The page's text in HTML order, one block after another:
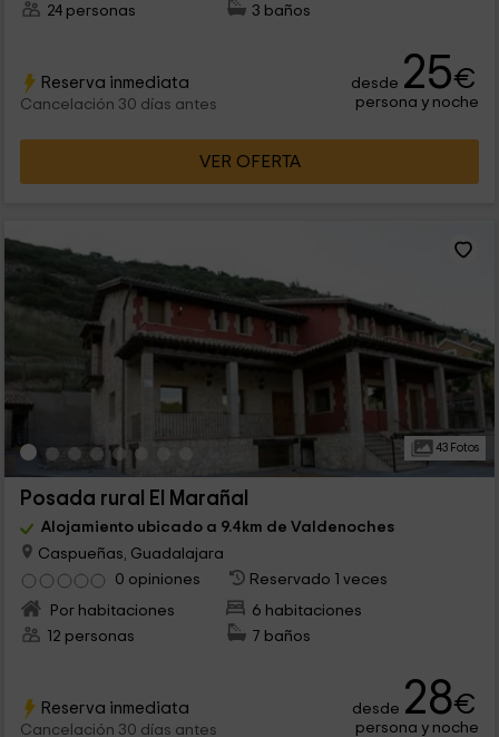
24 personas
3 baños
Reserva inmediata
Cancelación 30 días antes
desde 25€
persona y noche
VER OFERTA
43 Fotos
Posada rural El Marañal
Alojamiento ubicado a 9.4km de Valdenoches
Caspueñas, Guadalajara
0 opiniones
Reservado 1 veces
Por habitaciones
6 habitaciones
12 personas
7 baños
Reserva inmediata
Cancelación 30 días antes
desde 28€
persona y noche